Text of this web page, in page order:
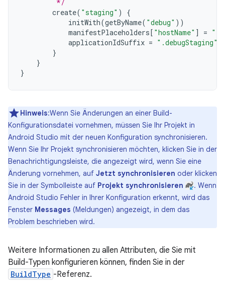
         */
create( "staging" )
{
initWith(getByName( "debug" ))
manifestPlaceholders[ "hostName" ] =
applicationIdSuffix = ".debugStaging"
}
}
}
Hinweis:Wenn Sie Änderungen an einer Build-
Konfigurationsdatei vornehmen, müssen Sie Ihr Projekt in
Android Studio mit der neuen Konfiguration synchronisieren.
Wenn Sie Ihr Projekt synchronisieren möchten, klicken Sie in der
Benachrichtigungsleiste, die angezeigt wird, wenn Sie eine
Änderung vornehmen, auf Jetzt synchronisieren oder klicken
Sie in der Symbolleiste auf Projekt synchronisieren
. Wenn
Android Studio Fehler in Ihrer Konfiguration erkennt, wird das
Fenster Messages (Meldungen) angezeigt, in dem das
Problem beschrieben wird.
Weitere Informationen zu allen Attributen, die Sie mit
Build-Typen konfigurieren können, finden Sie in der
BuildType -Referenz.